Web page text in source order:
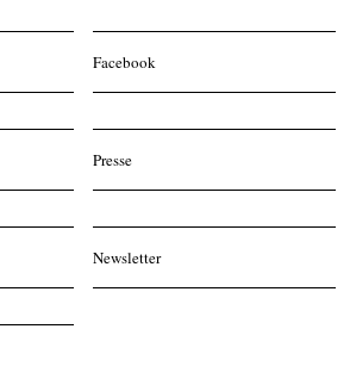
Facebook
Presse
Newsletter